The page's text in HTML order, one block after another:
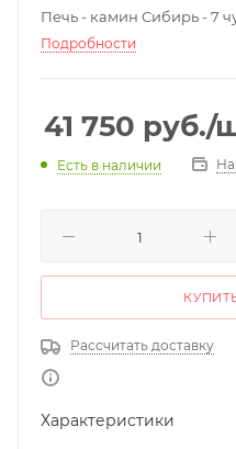
Печь - камин Сибирь - 7
Подробности
41 750 руб./
Есть в наличии
Рассчитать доставку
Характеристики